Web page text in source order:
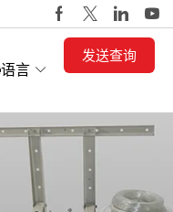
语言
发送查询